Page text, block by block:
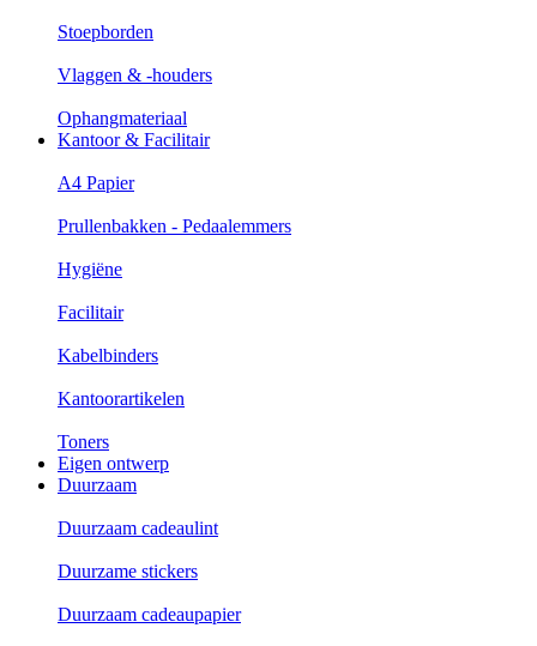
Stoepborden
Vlaggen & -houders
Ophangmateriaal
Kantoor & Facilitair
A4 Papier
Prullenbakken - Pedaalemmers
Hygiëne
Facilitair
Kabelbinders
Kantoorartikelen
Toners
Eigen ontwerp
Duurzaam
Duurzaam cadeaulint
Duurzame stickers
Duurzaam cadeaupapier